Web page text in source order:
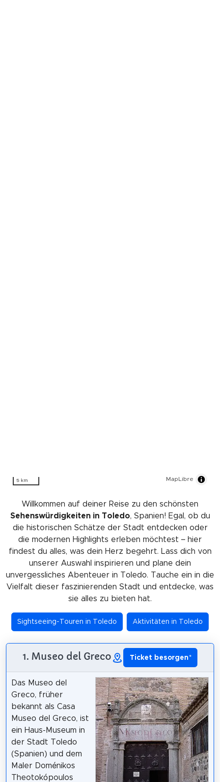
5 km MapLibre
Willkommen auf deiner Reise zu den schönsten
Sehenswürdigkeiten in Toledo, Spanien! Egal, ob du
die historischen Schätze der Stadt entdecken oder
die modernen Highlights erleben möchtest – hier
findest du alles, was dein Herz begehrt. Lass dich von
unserer Auswahl inspirieren und plane dein
unvergessliches Abenteuer in Toledo. Tauche ein in die
Vielfalt dieser faszinierenden Stadt und entdecke, was
sie alles zu bieten hat.
Sightseeing-Touren in Toledo Aktivitäten in Toledo
1. Museo del Greco Ticket besorgen*
Das Museo del
Greco, früher
bekannt als Casa
Museo del Greco, ist
ein Haus-Museum in
der Stadt Toledo
(Spanien) und dem
Maler Doménikos
Theotokópoulos